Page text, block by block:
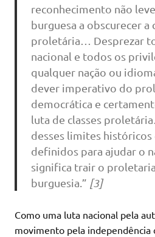
reconhecimento não
burguesa a obscurecer a
proletária… Desprezar
nacional e todos os
qualquer nação ou
dever imperativo do
democrática e
luta de classes
desses limites
definidos para ajudar o
significa trair o
burguesia.” [3]
Como uma luta nacional pela
movimento pela independência